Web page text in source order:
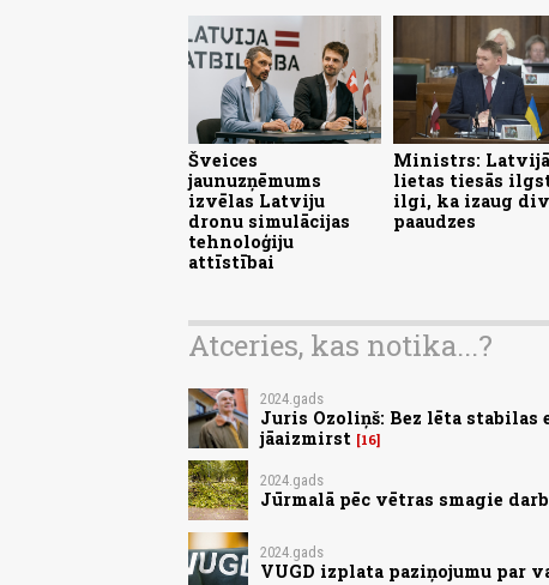
Šveices
jaunuzņēmums
izvēlas Latviju
dronu simulācijas
tehnoloģiju
attīstībai
Ministrs: Latvijā
lietas tiesās
ilgi, ka izaug
paaudzes
Atceries, kas notika...?
2024.gads
Juris Ozoliņš: Bez lēta stabilas
jāaizmirst
16
2024.gads
Jūrmalā pēc vētras smagie
2024.gads
VUGD izplata paziņojumu par